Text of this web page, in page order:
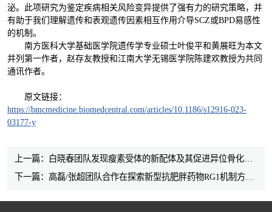
泌。此项研究为鉴定疾病相关风险变异提供了强有力的研究策略，并
有助于我们理解遗传和表观遗传因素相互作用介导SCZ或BPD易感性
的机制。
南方医科大学基础医学院遗传学专业硕士叶俊平和黄展旺为本文
并列第一作者，赵存友教授和江南大学无锡医学院陈建欢教授为共同
通讯作者。
原文链接：
https://bmcmedicine.biomedcentral.com/articles/10.1186/s12916-023-
03177-y
上一篇：白晓春团队发现瘦素受体的新配体及其促进异位骨化形成的机制
下一篇：高磊/张超团队合作在探索新型抗肥胖药物RG1机制方向取得新进展